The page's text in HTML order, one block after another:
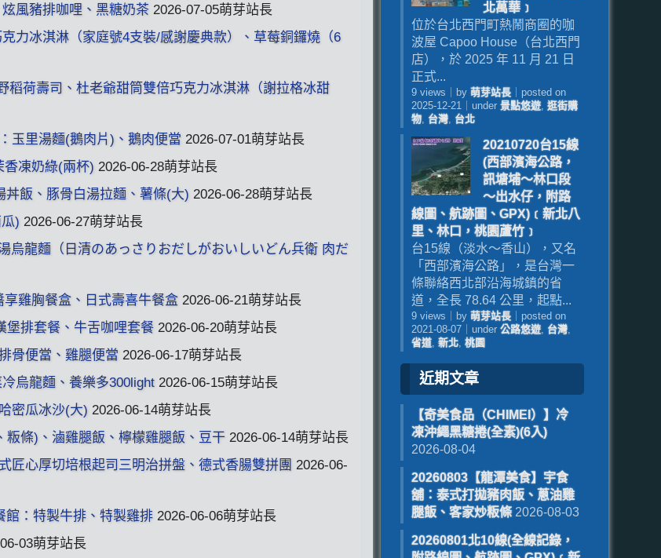
風豬排咖哩、黑糖奶茶 2026-07-05萌芽站長
力冰淇淋（家庭號4支裝/感謝慶典款）、草莓銅鑼燒（6
稻荷壽司、杜老爺甜筒雙倍巧克力冰淇淋（謝拉格冰甜
玉里湯麵(鵝肉片)、鵝肉便當 2026-07-01萌芽站長
香凍奶綠(兩杯) 2026-06-28萌芽站長
丼飯、豚骨白湯拉麵、薯條(大) 2026-06-28萌芽站長
) 2026-06-27萌芽站長
烏龍麵（日清のあっさりおだしがおいしいどん兵衛 肉だ
雞胸餐盒、日式壽喜牛餐盒 2026-06-21萌芽站長
堡排套餐、牛舌咖哩套餐 2026-06-20萌芽站長
骨便當、雞腿便當 2026-06-17萌芽站長
烏龍麵、養樂多300light 2026-06-15萌芽站長
密瓜冰沙(大) 2026-06-14萌芽站長
粄條)、滷雞腿飯、檸檬雞腿飯、豆干 2026-06-14萌芽站長
匠心厚切培根起司三明治拼盤、德式香腸雙拼團 2026-06-
館：特製牛排、特製雞排 2026-06-06萌芽站長
03萌芽站長
北萬華﹞
位於台北西門町熱鬧商圈的咖
波屋 Capoo House（台北西門
店），於 2025 年 11 月 21 日
正式...
9 views by 萌芽站長｜ posted on
2025-12-21｜ under 景點悠遊, 逛街購
物, 台灣, 台北
20210720台15線
(西部濱海公路，
訊塘埔～林口段
～出水仔，附路
線圖、航跡圖、GPX)﹝新北八
里、林口，桃園蘆竹﹞
台15線（淡水～香山），又名
「西部濱海公路」，是台灣一
條聯絡西北部沿海城鎮的省
道，全長 78.64 公里，起點...
9 views by 萌芽站長｜ posted on
2021-08-07｜ under 公路悠遊, 台灣,
省道, 新北, 桃園
近期文章
【奇美食品（CHIMEI）】冷
凍沖繩黑糖捲(全素)(6入)
2026-08-04
20260803【龍潭美食】宇食
舖：泰式打拋豬肉飯、蔥油雞
腿飯、客家炒粄條 2026-08-03
20260801北10線(全線記錄，